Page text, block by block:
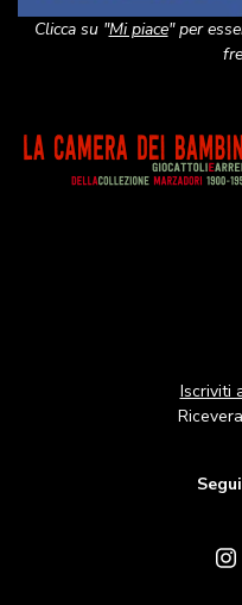
Clicca su "Mi piace" per
Image
Iscriviti